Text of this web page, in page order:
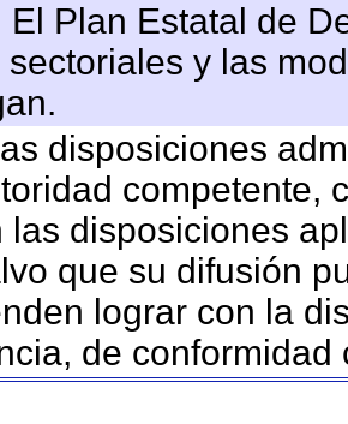
El Plan Estatal de
y las
disposiciones
competente,
las disposiciones
que su difusión
lograr con la
de